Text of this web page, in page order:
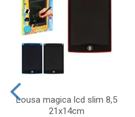
Lousa magica lcd slim 8,5
21x14cm